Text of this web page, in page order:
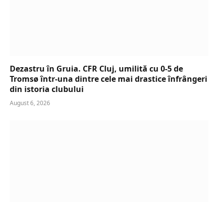
Dezastru în Gruia. CFR Cluj, umilită cu 0-5 de
Tromsø într-una dintre cele mai drastice înfrângeri
din istoria clubului
August 6, 2026